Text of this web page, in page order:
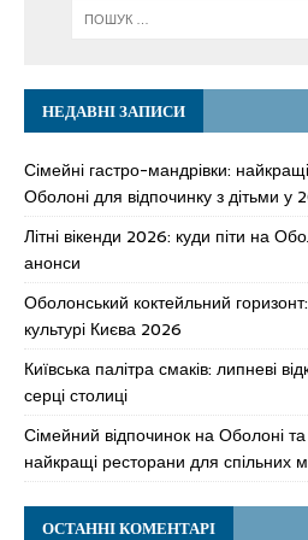
НЕДАВНІ ЗАПИСИ
Сімейні гастро-мандрівки:
Оболоні для відпочинку з дітьми у
Літні вікенди 2026: куди піти на
анонси
Оболонський коктейльний
культурі Києва 2026
Київська палітра смаків: липневі
серці столиці
Сімейний відпочинок на Оболоні
найкращі ресторани для спільних
ОСТАННІ КОМЕНТАРІ